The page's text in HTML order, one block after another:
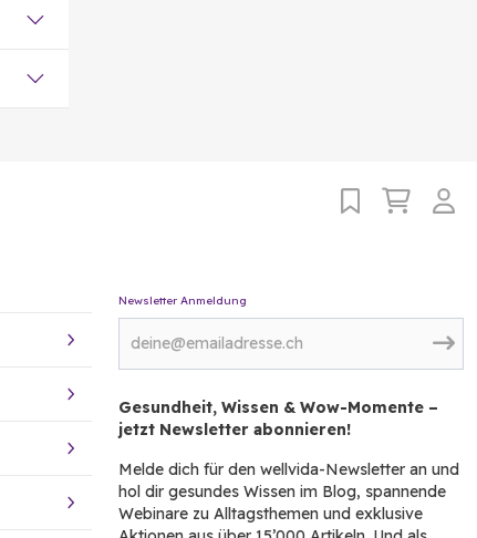
Newsletter Anmeldung
Gesundheit, Wissen & Wow-Momente –
jetzt Newsletter abonnieren!
Melde dich für den wellvida-Newsletter an und
hol dir gesundes Wissen im Blog, spannende
Webinare zu Alltagsthemen und exklusive